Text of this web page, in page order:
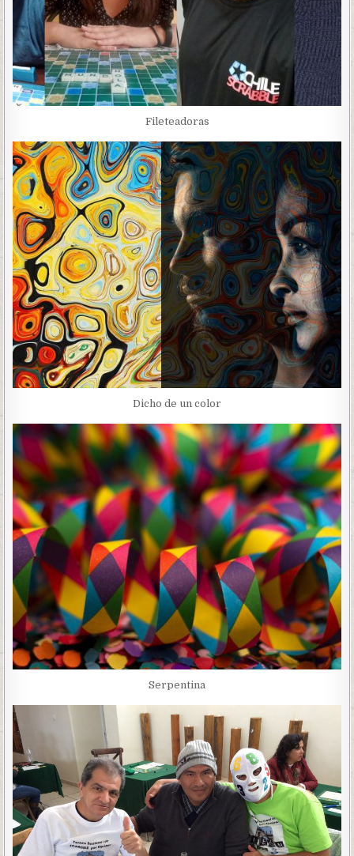
Fileteadoras
Dicho de un color
Serpentina